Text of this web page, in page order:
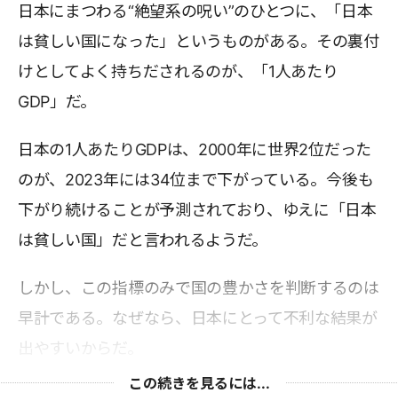
日本にまつわる“絶望系の呪い”のひとつに、「日本
は貧しい国になった」というものがある。その裏付
けとしてよく持ちだされるのが、「1人あたり
GDP」だ。
日本の1人あたりGDPは、2000年に世界2位だった
のが、2023年には34位まで下がっている。今後も
下がり続けることが予測されており、ゆえに「日本
は貧しい国」だと言われるようだ。
しかし、この指標のみで国の豊かさを判断するのは
早計である。なぜなら、日本にとって不利な結果が
出やすいからだ。
この続きを見るには...